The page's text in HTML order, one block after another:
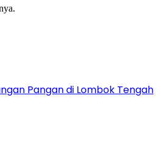
Pangan di Lombok Tengah